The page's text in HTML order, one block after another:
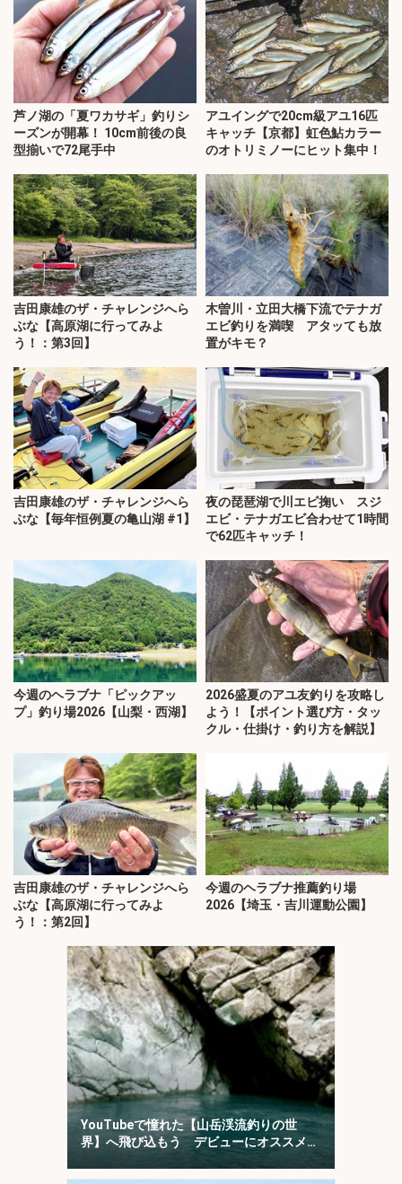
芦ノ湖の「夏ワカサギ」釣りシ
ーズンが開幕！ 10cm前後の良
型揃いで72尾手中
アユイングで20cm級アユ16匹
キャッチ【京都】虹色鮎カラー
のオトリミノーにヒット集中！
吉田康雄のザ・チャレンジへら
ぶな【高原湖に行ってみよ
う！：第3回】
木曽川・立田大橋下流でテナガ
エビ釣りを満喫 アタッても放
置がキモ？
吉田康雄のザ・チャレンジへら
ぶな【毎年恒例夏の亀山湖 #1】
夜の琵琶湖で川エビ掬い スジ
エビ・テナガエビ合わせて1時間
で62匹キャッチ！
今週のヘラブナ「ピックアッ
プ」釣り場2026【山梨・西湖】
2026盛夏のアユ友釣りを攻略し
よう！【ポイント選び方・タッ
クル・仕掛け・釣り方を解説】
吉田康雄のザ・チャレンジへら
ぶな【高原湖に行ってみよ
う！：第2回】
今週のヘラブナ推薦釣り場
2026【埼玉・吉川運動公園】
YouTubeで憧れた【山岳渓流釣りの世
界】へ飛び込もう デビューにオススメの